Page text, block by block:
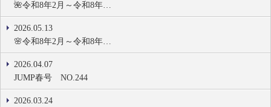
🌺令和8年2月～令和8年…
2026.05.13
🌸令和8年2月～令和8年…
2026.04.07
JUMP春号 NO.244
2026.03.24